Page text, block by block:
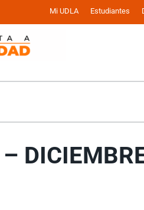
Mi UDLA Estudiantes